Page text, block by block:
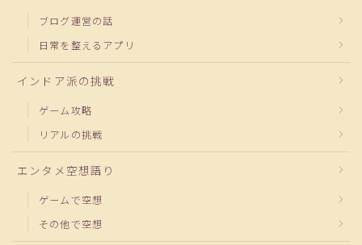
ブログ運営の話
日常を整えるアプリ
インドア派の挑戦
ゲーム攻略
リアルの挑戦
エンタメ空想語り
ゲームで空想
その他で空想